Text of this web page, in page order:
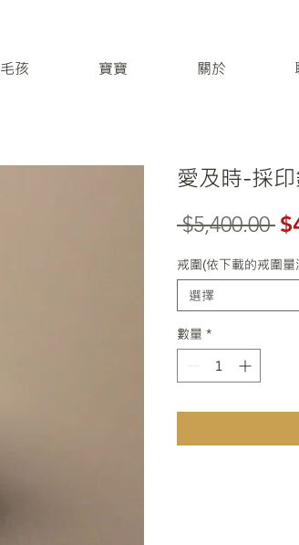
毛孩 寶寶 關於
愛及時-採
$5,400.00
戒圍(依下載的戒圍
選擇
數量 *